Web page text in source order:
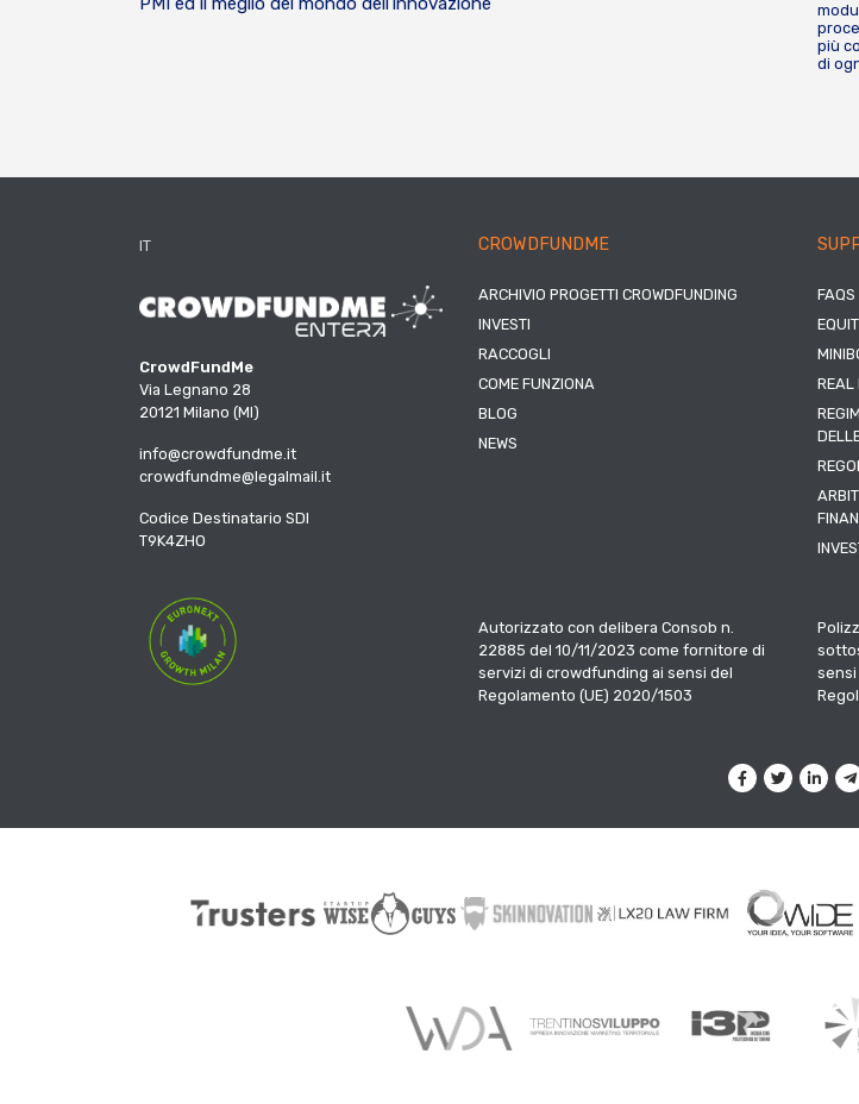
più
di
IT
CrowdFundMe
Via Legnano 28
20121 Milano (MI)
info@crowdfundme.it
crowdfundme@legalmail.it
Codice Destinatario SDI
T9K4ZHO
CROWDFUNDME
ARCHIVIO PROGETTI CROWDFUNDING
INVESTI
RACCOGLI
COME FUNZIONA
BLOG
NEWS
FAQS
REAL
Autorizzato con delibera Consob n.
22885 del 10/11/2023 come fornitore di
servizi di crowdfunding ai sensi del
Regolamento (UE) 2020/1503
sensi